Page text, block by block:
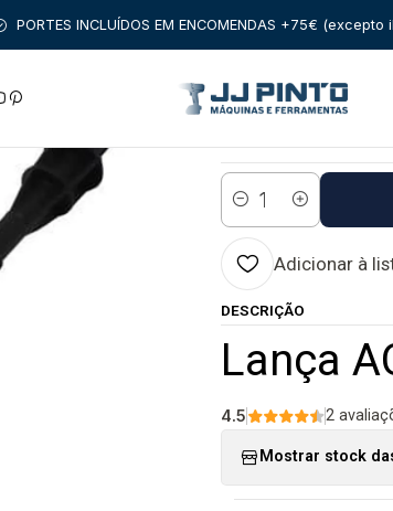
PORTES INCLUÍDOS EM ENCOMENDAS +75€ (excepto
Envio Envio em 48 a 96 horas úteis Lança AQT 35-
Lança AQT
Estado: Envio em
Quantidade
Adicionar à
DESCRIÇÃO
Lança
4.5 2
Mostrar stock